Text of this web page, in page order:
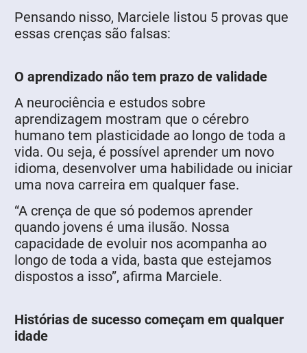
Pensando nisso, Marciele listou 5 provas que
essas crenças são falsas:
O aprendizado não tem prazo de validade
A neurociência e estudos sobre
aprendizagem mostram que o cérebro
humano tem plasticidade ao longo de toda a
vida. Ou seja, é possível aprender um novo
idioma, desenvolver uma habilidade ou iniciar
uma nova carreira em qualquer fase.
“A crença de que só podemos aprender
quando jovens é uma ilusão. Nossa
capacidade de evoluir nos acompanha ao
longo de toda a vida, basta que estejamos
dispostos a isso”, afirma Marciele.
Histórias de sucesso começam em qualquer
idade